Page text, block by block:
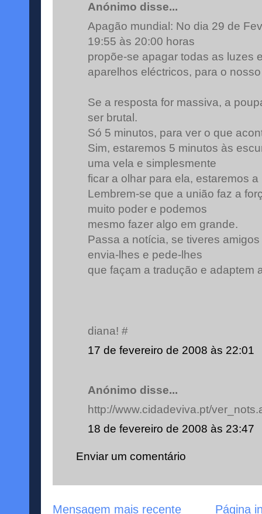
Anónimo disse...
Apagão mundial: No dia 29 de
19:55 às 20:00 horas
propõe-se apagar todas as luzes
aparelhos eléctricos, para o
Se a resposta for massiva, a
ser brutal.
Só 5 minutos, para ver o que
Sim, estaremos 5 minutos às
uma vela e simplesmente
ficar a olhar para ela, estaremos
Lembrem-se que a união faz a
muito poder e podemos
mesmo fazer algo em grande.
Passa a notícia, se tiveres
envia-lhes e pede-lhes
que façam a tradução e adaptem
diana! #
17 de fevereiro de 2008 às 22:01
Anónimo disse...
http://www.cidadeviva.pt/
18 de fevereiro de 2008 às 23:47
Enviar um comentário
Mensagem mais recente Página